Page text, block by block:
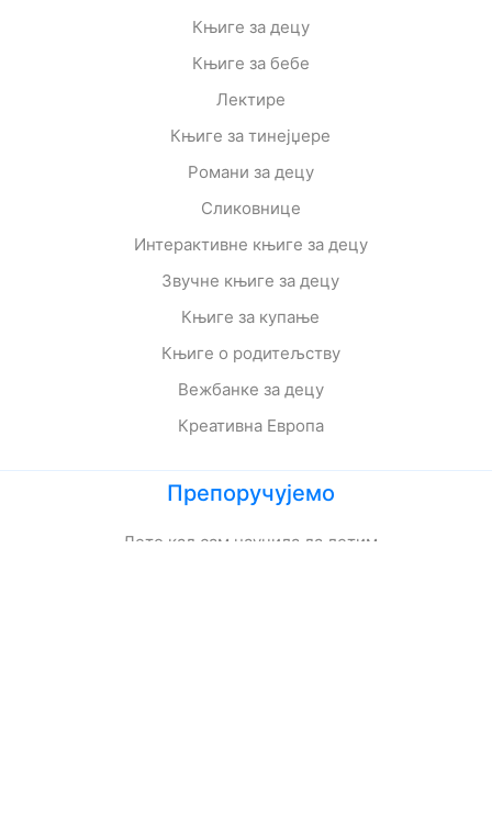
Књиге за децу
Књиге за бебе
Лектире
Књиге за тинејџере
Романи за децу
Сликовнице
Интерактивне књиге за децу
Звучне књиге за децу
Књиге за купање
Књиге о родитељству
Вежбанке за децу
Креативна Европа
Препоручујемо
Лето кад сам научила да летим